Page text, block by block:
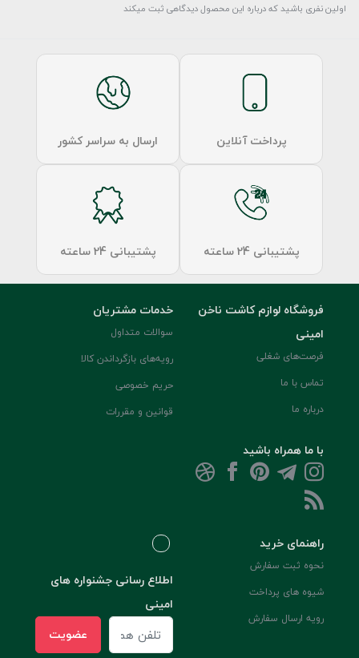
اولین نفری باشید که درباره این محصول دیدگاهی ثبت میکند
پرداخت آنلاین ارسال به سراسر کشور
پشتیبانی 24 ساعته پشتیبانی 24 ساعته
فروشگاه لوازم کاشت ناخن
امینی
فرصت‌های شغلی
تماس با ما
درباره ما
با ما همراه باشید
خدمات مشتریان
سوالات متداول
رویه‌های بازگرداندن کالا
حریم خصوصی
قوانین و مقررات
راهنمای خرید
نحوه ثبت سفارش
شیوه های پرداخت
رویه ارسال سفارش
اطلاع رسانی جشنواره های
امینی
عضویت